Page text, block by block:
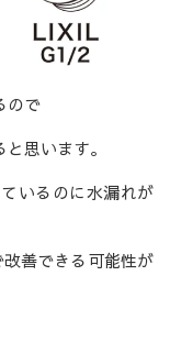
ので
思います。
いるのに水漏れが
善できる可能性が